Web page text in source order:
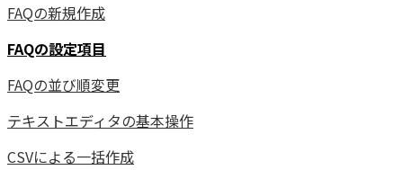
FAQの新規作成
FAQの設定項目
FAQの並び順変更
テキストエディタの基本操作
CSVによる一括作成